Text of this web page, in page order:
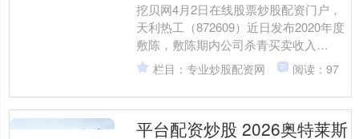
挖贝网4月2日在线股票炒股配资门户，
天利热工（872609）近日发布2020年度
敷陈，敷陈期内公司杀青买卖收入
78,399,701.64元，同比增长71.75%....
栏目：专业炒股配资网 阅读：97
平台配资炒股 2026奥特莱斯